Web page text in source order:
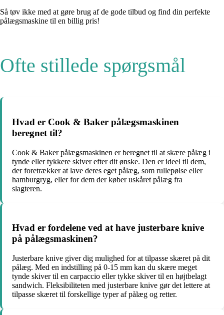
Så tøv ikke med at gøre brug af de gode tilbud og find din perfekte
pålægsmaskine til en billig pris!
Ofte stillede spørgsmål
Hvad er Cook & Baker pålægsmaskinen
beregnet til?
Cook & Baker pålægsmaskinen er beregnet til at skære pålæg i
tynde eller tykkere skiver efter dit ønske. Den er ideel til dem,
der foretrækker at lave deres eget pålæg, som rullepølse eller
hamburgryg, eller for dem der køber uskåret pålæg fra
slagteren.
Hvad er fordelene ved at have justerbare knive
på pålægsmaskinen?
Justerbare knive giver dig mulighed for at tilpasse skæret på dit
pålæg. Med en indstilling på 0-15 mm kan du skære meget
tynde skiver til en carpaccio eller tykke skiver til en højtbelagt
sandwich. Fleksibiliteten med justerbare knive gør det lettere at
tilpasse skæret til forskellige typer af pålæg og retter.